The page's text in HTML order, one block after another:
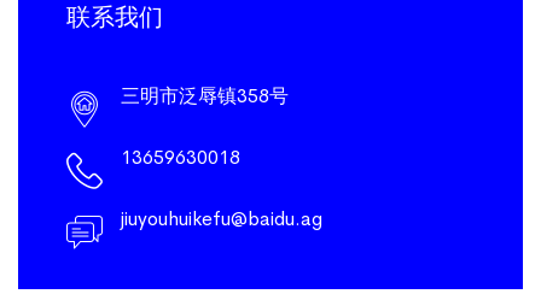
联系我们
三明市泛辱镇358号
13659630018
jiuyouhuikefu@baidu.ag